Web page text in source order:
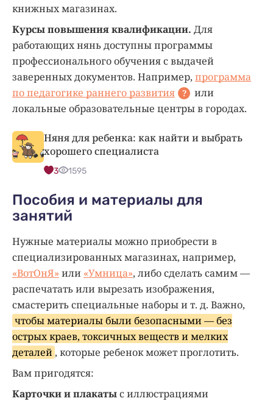
книжных магазинах.
Курсы повышения квалификации. Для
работающих нянь доступны программы
профессионального обучения с выдачей
заверенных документов. Например, программа
по педагогике раннего развития
?
или
локальные образовательные центры в городах.
Няня для ребенка: как найти и выбрать
хорошего специалиста
3 1595
Пособия и материалы для
занятий
Нужные материалы можно приобрести в
специализированных магазинах, например,
«ВотОнЯ» или «Умница», либо сделать самим —
распечатать или вырезать изображения,
смастерить специальные наборы и т. д. Важно,
чтобы материалы были безопасными — без
острых краев, токсичных веществ и мелких
деталей , которые ребенок может проглотить.
Вам пригодятся:
Карточки и плакатыс иллюстрациями